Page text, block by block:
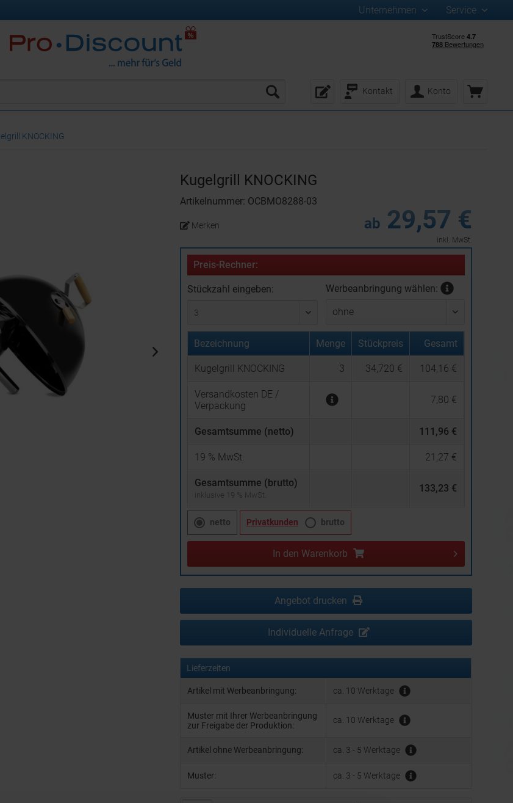
Unternehmen Service
Kontakt Konto
KNOCKING
Kugelgrill KNOCKING
Artikelnummer: OCBMO8288-03
ab 29,57 €
inkl. MwSt.
Merken
Preis-Rechner:
Stückzahl eingeben: Werbeanbringung wählen:
Bezeichnung Menge Stückpreis Gesamt
Kugelgrill KNOCKING 3 34,720 € 104,16 €
Versandkosten DE /
Verpackung
7,80 €
Gesamtsumme (netto) 111,96 €
19 % MwSt. 21,27 €
Gesamtsumme (brutto)
inklusive 19 % MwSt.
133,23 €
netto Privatkunden brutto
In den Warenkorb
Angebot drucken
Individuelle Anfrage
Lieferzeiten
Artikel mit Werbeanbringung: ca. 10 Werktage
Muster mit Ihrer Werbeanbringung
zur Freigabe der Produktion:
ca. 10 Werktage
Artikel ohne Werbeanbringung: ca. 3 - 5 Werktage
Muster: ca. 3 - 5 Werktage